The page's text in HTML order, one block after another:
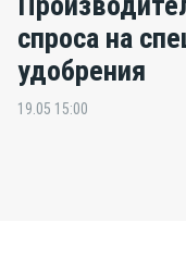
спроса на
удобрения
19.05 15:00